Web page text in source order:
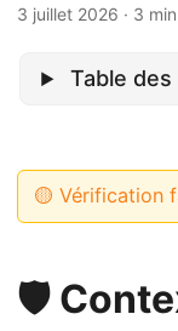
3 juillet 2026 · 3 min
Table
🟡 Vérification
🛡️